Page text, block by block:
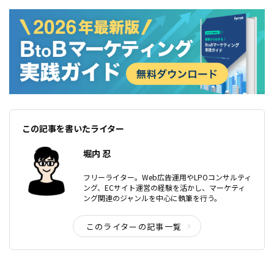
この記事を書いたライター
堀内 忍
フリーライター。Web広告運用やLPOコンサルティ
ング、ECサイト運営の経験を活かし、マーケティ
ング関連のジャンルを中心に執筆を行う。
このライターの記事一覧